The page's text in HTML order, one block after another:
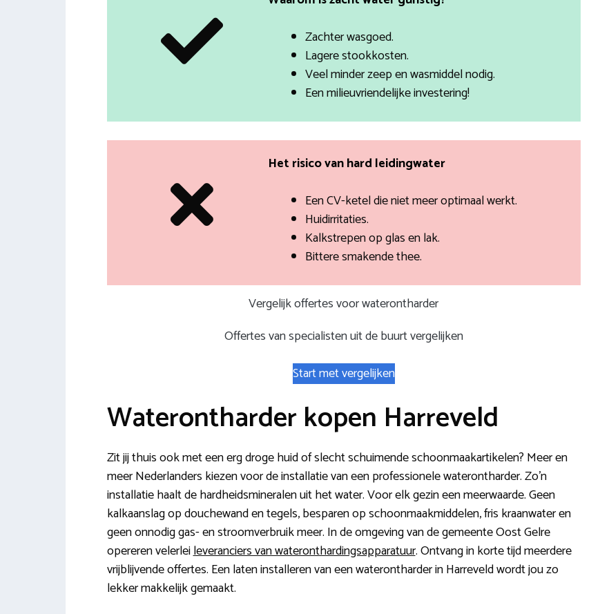
Zachter wasgoed.
Lagere stookkosten.
Veel minder zeep en wasmiddel nodig.
Een milieuvriendelijke investering!
Het risico van hard leidingwater
Een CV-ketel die niet meer optimaal werkt.
Huidirritaties.
Kalkstrepen op glas en lak.
Bittere smakende thee.
Vergelijk offertes voor waterontharder
Offertes van specialisten uit de buurt vergelijken
Start met vergelijken
Waterontharder kopen Harreveld
Zit jij thuis ook met een erg droge huid of slecht schuimende schoonmaakartikelen? Meer en
meer Nederlanders kiezen voor de installatie van een professionele waterontharder. Zo’n
installatie haalt de hardheidsmineralen uit het water. Voor elk gezin een meerwaarde. Geen
kalkaanslag op douchewand en tegels, besparen op schoonmaakmiddelen, fris kraanwater en
geen onnodig gas- en stroomverbruik meer. In de omgeving van de gemeente Oost Gelre
opereren velerleileveranciers van wateronthardingsapparatuur. Ontvang in korte tijd meerdere
vrijblijvende offertes. Een laten installeren van een waterontharder in Harreveld wordt jou zo
lekker makkelijk gemaakt.